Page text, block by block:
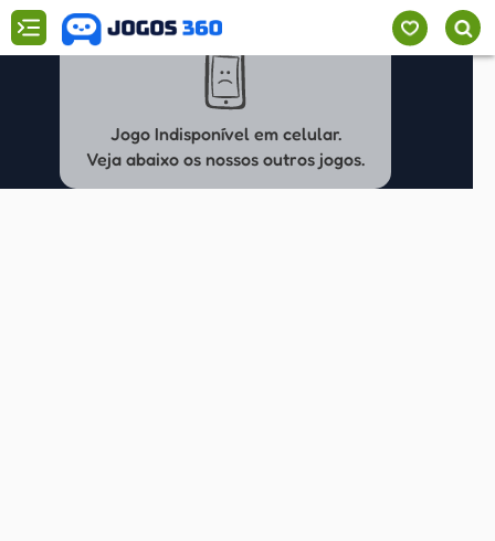
Jogo Indisponível em celular.
Veja abaixo os nossos outros jogos.